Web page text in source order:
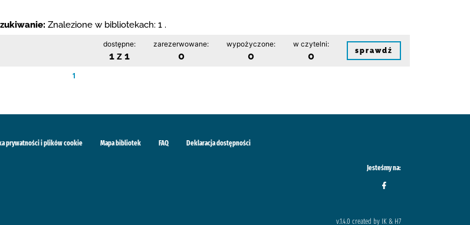
Znalezione w bibliotekach: 1 .
dostępne:
1 z 1
zarezerwowane:
0
wypożyczone:
0
w czytelni:
0 sprawdź
1
prywatności i plików cookie Mapa bibliotek FAQ Deklaracja dostępności
Jesteśmy na:
v.1.4.0 created by IK & H7